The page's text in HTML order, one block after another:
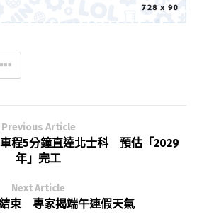
Previous Article
程5分鐘直達北士科 預估「2029
年」完工
Next Article
束 專家揭端午連假天氣